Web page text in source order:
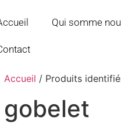
Qui somme
Accueil / Produits
gobelet